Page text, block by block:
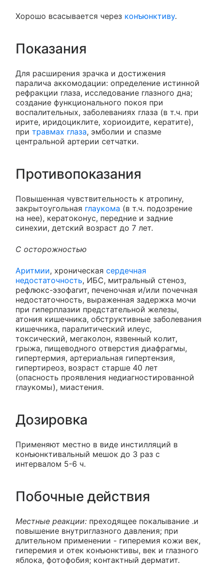
Хорошо всасывается через конъюнктиву.
Показания
Для расширения зрачка и достижения
паралича аккомодации: определение истинной
рефракции глаза, исследование глазного дна;
создание функционального покоя при
воспалительных, заболеваниях глаза (в т.ч. при
ирите, иридоциклите, хориоидите, кератите),
при травмах глаза, эмболии и спазме
центральной артерии сетчатки.
Противопоказания
Повышенная чувствительность к атропину,
закрытоугольная глаукома (в т.ч. подозрение
на нее), кератоконус, передние и задние
синехии, детский возраст до 7 лет.
С осторожностью
Аритмии, хроническая сердечная
недостаточность, ИБС, митральный стеноз,
рефлюкс-эзофагит, печеночная и/или почечная
недостаточность, выраженная задержка мочи
при гиперплазии предстательной железы,
атония кишечника, обструктивные заболевания
кишечника, паралитический илеус,
токсический, мегаколон, язвенный колит,
грыжа, пищеводного отверстия диафрагмы,
гипертермия, артериальная гипертензия,
гипертиреоз, возраст старше 40 лет
(опасность проявления недиагностированной
глаукомы), миастения.
Дозировка
Применяют местно в виде инстилляций в
конъюнктивальный мешок до 3 раз с
интервалом 5-6 ч.
Побочные действия
Местные реакции: преходящее покалывание .и
повышение внутриглазного давления; при
длительном применении - гиперемия кожи век,
гиперемия и отек конъюнктивы, век и глазного
яблока, фотофобия; контактный дерматит.